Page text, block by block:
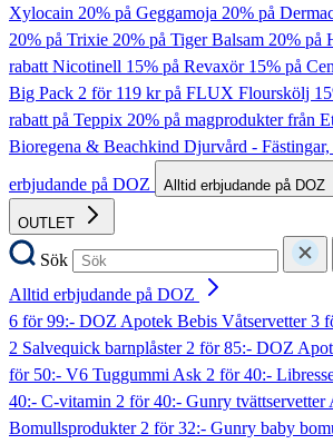
Xylocain 20% på Geggamoja 20% på
20% på Trixie 20% på Tiger Balsam 20% på
rabatt Nicotinell 15% på Revaxör 15% på
Big Pack 2 för 119 kr på FLUX Flourskölj
rabatt på Teppix 20% på magprodukter från
Bioregena & Beachkind Djurvård -
erbjudande på DOZ
Alltid erbjudande på DOZ
OUTLET
Sök
Alltid erbjudande på DOZ
6 för 99:- DOZ Apotek Bebis Våtservetter3
2 Salvequick barnplåster2 för 85:- DOZ
för 50:- V6 Tuggummi Ask 2 för 40:-
40:- C-vitamin 2 för 40:- Gunry tvättservetter
Bomullsprodukter2 för 32:- Gunry baby